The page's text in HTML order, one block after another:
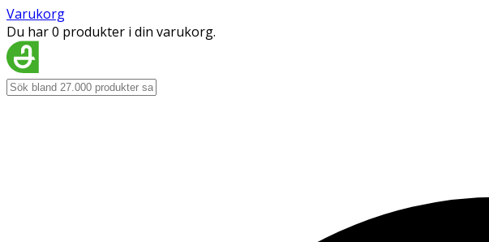
Varukorg
Du har 0 produkter i din varukorg.